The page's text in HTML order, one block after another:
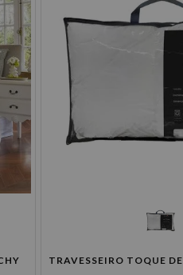
TRAVESSEIRO TOQUE